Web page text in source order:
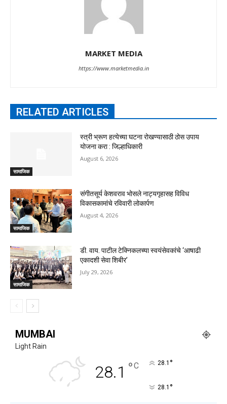
MARKET MEDIA
https://www.marketmedia.in
RELATED ARTICLES
सामाजिक
स्त्री भ्रूण हत्येच्या घटना रोखण्यासाठी ठोस उपाय
योजना करा : जिल्हाधिकारी
August 6, 2026
सामाजिक
संगीतसूर्य केशवराव भोसले नाट्यगृहासह विविध
विकासकामांचे रविवारी लोकार्पण
August 4, 2026
सामाजिक
डी. वाय. पाटील टेक्निकलच्या स्वयंसेवकांचे ‘आषाढी
एकादशी सेवा शिबीर’
July 29, 2026
MUMBAI
Light Rain
28.1 °C 28.1 °
28.1 °